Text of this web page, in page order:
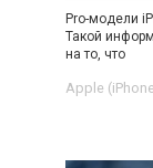
Pro-модели
Такой
на то, что
Apple